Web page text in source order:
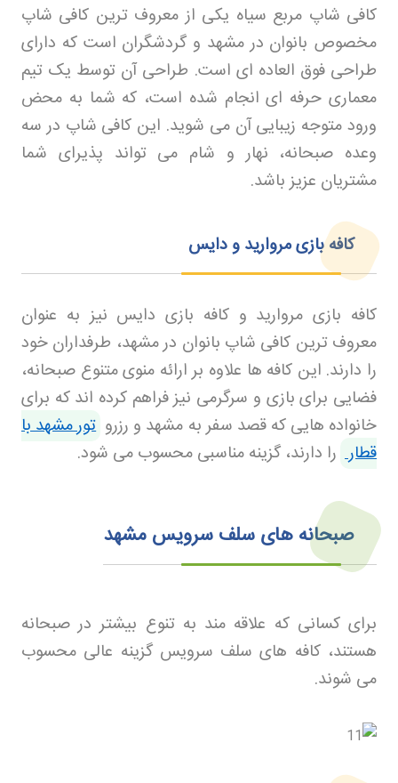
کافی شاپ مربع سیاه یکی از معروف ترین کافی شاپ
مخصوص بانوان در مشهد و گردشگران است که دارای
طراحی فوق العاده ای است. طراحی آن توسط یک تیم
معماری حرفه ای انجام شده است، که شما به محض
ورود متوجه زیبایی آن می شوید. این کافی شاپ در سه
وعده صبحانه، نهار و شام می تواند پذیرای شما
مشتریان عزیز باشد.
کافه بازی مروارید و دایس
کافه بازی مروارید و کافه بازی دایس نیز به عنوان
معروف ترین کافی شاپ بانوان در مشهد، طرفداران خود
را دارند. این کافه ها علاوه بر ارائه منوی متنوع صبحانه،
فضایی برای بازی و سرگرمی نیز فراهم کرده اند که برای
خانواده هایی که قصد سفر به مشهد و رزرو تور مشهد با
قطار را دارند، گزینه مناسبی محسوب می شود.
صبحانه های سلف سرویس مشهد
برای کسانی که علاقه مند به تنوع بیشتر در صبحانه
هستند، کافه های سلف سرویس گزینه عالی محسوب
می شوند.